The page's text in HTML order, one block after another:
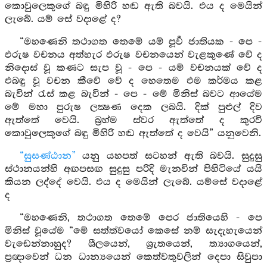
කොවුලෙකුගේ බඳු මිහිරි හඬ ඇති බවයි. එය ද මෙයින්
ලැබේ. යම් සේ වදාළේ ද?
“මහණෙනි තථාගත තෙමේ යම් පූර්‍ව ජාතියක - පෙ -
ඵරුෂ වචනය අත්හැර ඵරුෂ වචනයෙන් වැළකුණේ වේ ද
නිදොස් වූ කණට සැප වූ - පෙ - යම් වචනයක් වේ ද
එබඳු වූ වචන කීවේ වේ ද හෙතෙම එම කර්මය කළ
බැවින් රැස් කළ බැවින් - පෙ - මේ මිනිස් බවට ආයේම
මේ මහා පුරුෂ ලක්‍ෂණ දෙක ලබයි. දික් පුළුල් දිව
ඇත්තේ වෙයි. බ්‍රහ්ම ස්වර ඇත්තේ ද කුරවි
කොවුලෙකුගේ බඳු මිහිරි හඬ ඇත්තේ ද වෙයි” යනුවෙනි.
“සුසණ්ඨාන” යනු යහපත් සටහන් ඇති බවයි. සුදුසු
ස්ථානයන්හි අඟපසඟ සුදුසු පරිදි මැනවින් පිහිටියේ යයි
කියන ලද්දේ වෙයි. එය ද මෙයින් ලැබේ. යම්සේ වදාළේ
ද
“මහණෙනි, තථාගත තෙමේ පෙර ජාතියෙහි - පෙ
මිනිස් වූයේම “මේ සත්ත්වයෝ කෙසේ නම් සැදැහැයෙන්
වැඩෙන්නාහුද? ශීලයෙන්, ශ්‍රැතයෙන්, ත්‍යාගයෙන්,
ප්‍රඥාවෙන් ධන ධාන්‍යයෙන් කෙත්වතුවලින් දෙපා සිවුපා